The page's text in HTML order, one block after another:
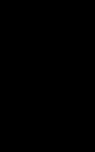
phù hợp.